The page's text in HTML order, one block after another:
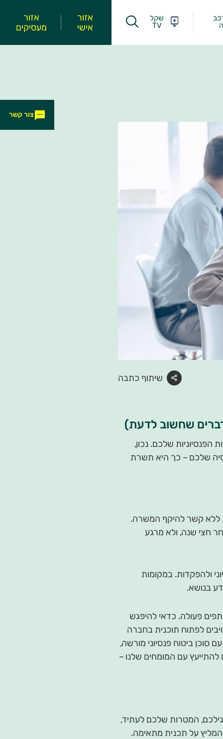
שקל
TV
אזור
אישי
אזור
מעסיקים
שיתוף כתבה
שחשוב לדעת)
שלכם. נכון,
שלכם – כך היא תשרת
ללא קשר להיקף המשרה.
חצי שנה, ולא מרגע
ולהפקדות. במקומות
בנושא.
פעולה. כדאי להיפגש
לפתוח תוכנית בחברה
ביטוח פנסיוני מורשה,
עם המומחים שלנו –
המטרות שלכם לעתיד,
על תכנית מתאימה.
צור קשר